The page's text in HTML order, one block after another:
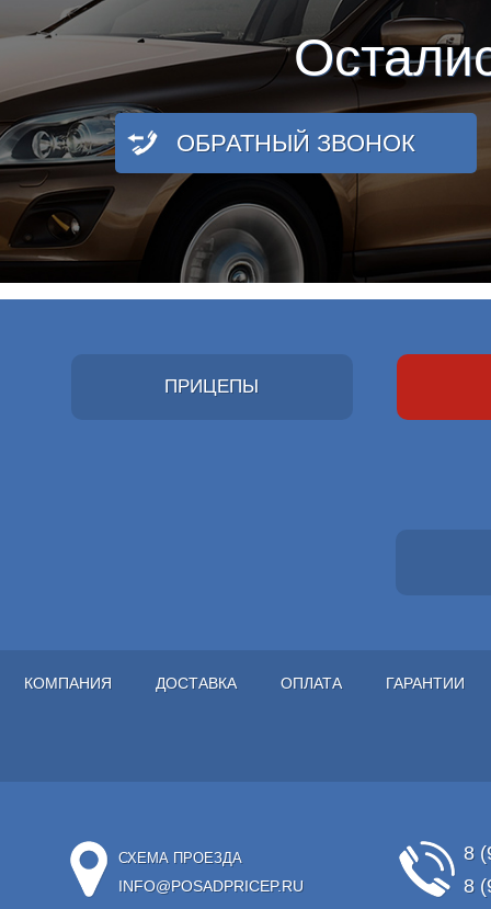
ОБРАТНЫЙ ЗВОНОК
ПРИЦЕПЫ
КОМПАНИЯ ДОСТАВКА ОПЛАТА ГАРАНТИИ
СХЕМА ПРОЕЗДА
INFO@POSADPRICEP.RU
8
8